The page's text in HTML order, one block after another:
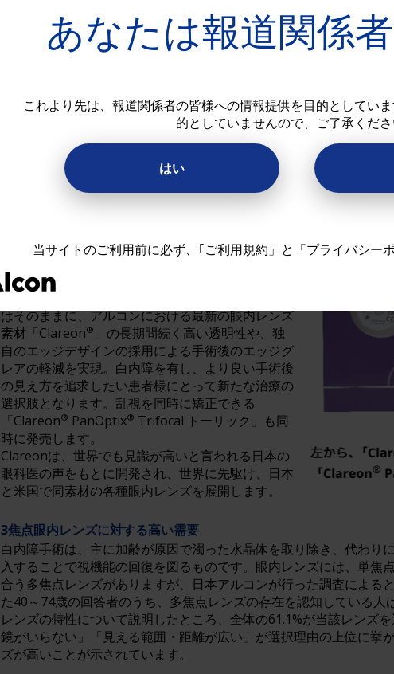
あなたは報道関係
これより先は、報道関係者の皆様への情報提供を目的としてい
的としていませんので、ご了承くださ
はい
当サイトのご利用前に必ず、｢ご利用規約」と「プライバシー
よりシャープになったエッジデザインが、手術後の見え方に影
日本アルコン株式会社 （本社: 東京都港区、代表取締役社長：リッ
コン」）は、手術後のより良い見え方を提供する進化した3焦点眼内
Trifocal（読み方：クラレオン パンオプティクス トリフォーカル、
2022年4月14日に全国発売します。
発売した「AcrySof® IQ PanOptix ®Trifocal」（読
み方：アクリソフ アイキュー パンオプティクス ト
リフォーカル、以下「AcrySof PanOptix」）を進化
させた製品です。近方から遠方までの優れた見え方
はそのままに、アルコンにおける最新の眼内レンズ
素材「Clareon® 」の長期間続く高い透明性や、独
自のエッジデザインの採用による手術後のエッジグ
レアの軽減を実現。白内障を有し、より良い手術後
の見え方を追求したい患者様にとって新たな治療の
選択肢となります。乱視を同時に矯正できる
「Clareon® PanOptix® Trifocal トーリック」も同
時に発売します。
Clareonは、世界でも見識が高いと言われる日本の
眼科医の声をもとに開発され、世界に先駆け、日本
と米国で同素材の各種眼内レンズを展開します。
3焦点眼内レンズに対する高い需要
白内障手術は、主に加齢が原因で濁った水晶体を取り除き、代わり
入することで視機能の回復を図るものです。眼内レンズには、単焦
合う多焦点レンズがありますが、日本アルコンが行った調査による
た40～74歳の回答者のうち、多焦点レンズの存在を認知している人
レンズの特性について説明したところ、全体の61.1%が当該レンズ
鏡がいらない」「見える範囲・距離が広い」が選択理由の上位に挙
ズが高いことが示されています。